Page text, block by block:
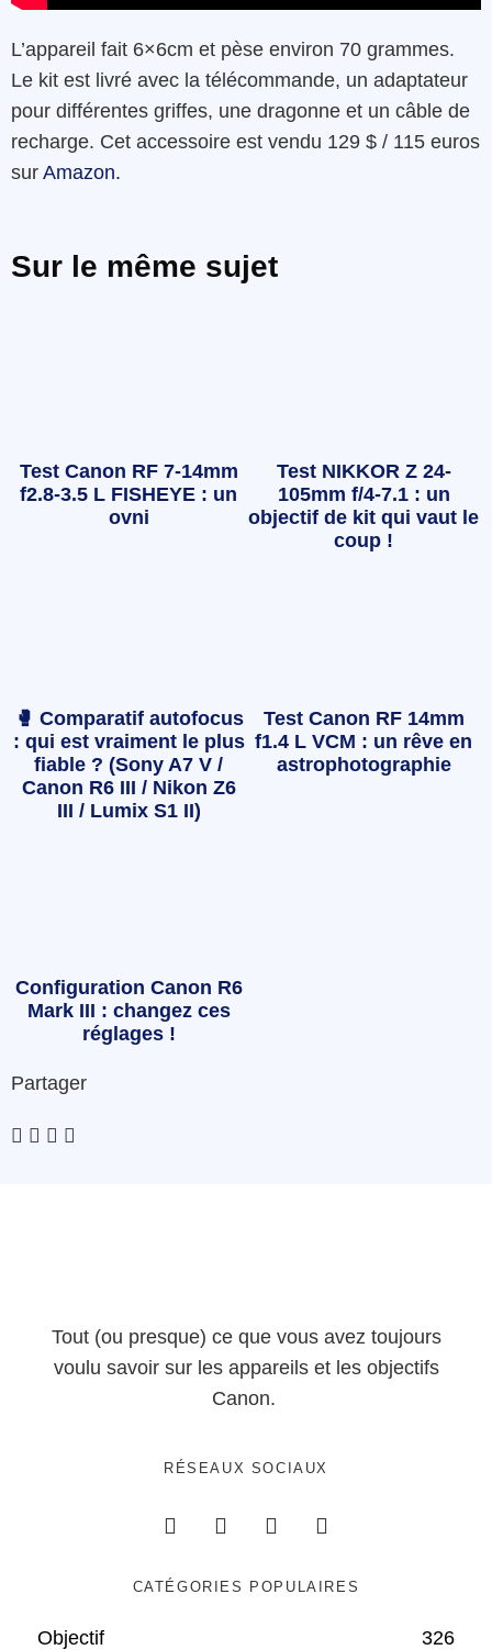
L’appareil fait 6×6cm et pèse environ 70 grammes.
Le kit est livré avec la télécommande, un adaptateur
pour différentes griffes, une dragonne et un câble de
recharge. Cet accessoire est vendu 129 $ / 115 euros
sur Amazon.
Sur le même sujet
Test Canon RF 7-14mm
f2.8-3.5 L FISHEYE : un
ovni
Test NIKKOR Z 24-
105mm f/4-7.1 : un
objectif de kit qui vaut le
coup !
🥊 Comparatif autofocus
: qui est vraiment le plus
fiable ? (Sony A7 V /
Canon R6 III / Nikon Z6
III / Lumix S1 II)
Test Canon RF 14mm
f1.4 L VCM : un rêve en
astrophotographie
Configuration Canon R6
Mark III : changez ces
réglages !
Partager
Tout (ou presque) ce que vous avez toujours
voulu savoir sur les appareils et les objectifs
Canon.
RÉSEAUX SOCIAUX
CATÉGORIES POPULAIRES
Objectif 326